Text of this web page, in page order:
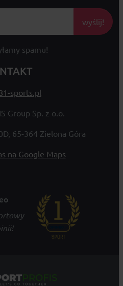
wyślij!
spamu!
sports.pl
Group Sp. z o.o.
65-364 Zielona Góra
na Google Maps